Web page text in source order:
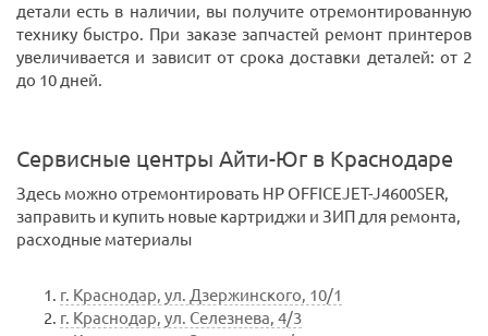
детали есть в наличии, вы получите отремонтированную
технику быстро. При заказе запчастей ремонт принтеров
увеличивается и зависит от срока доставки деталей: от 2
до 10 дней.
Сервисные центры Айти-Юг в Краснодаре
Здесь можно отремонтировать HP OFFICEJET-J4600SER,
заправить и купить новые картриджи и ЗИП для ремонта,
расходные материалы
г. Краснодар, ул. Дзержинского, 10/1
г. Краснодар, ул. Селезнева, 4/3